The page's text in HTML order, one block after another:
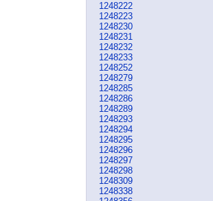
1248222
1248223
1248230
1248231
1248232
1248233
1248252
1248279
1248285
1248286
1248289
1248293
1248294
1248295
1248296
1248297
1248298
1248309
1248338